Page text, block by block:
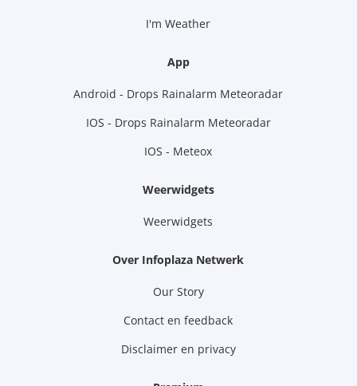
I'm Weather
App
Android - Drops Rainalarm Meteoradar
IOS - Drops Rainalarm Meteoradar
IOS - Meteox
Weerwidgets
Weerwidgets
Over Infoplaza Netwerk
Our Story
Contact en feedback
Disclaimer en privacy